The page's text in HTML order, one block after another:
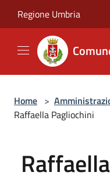
Regione Umbria
Home >
Raffaella Pagliochini